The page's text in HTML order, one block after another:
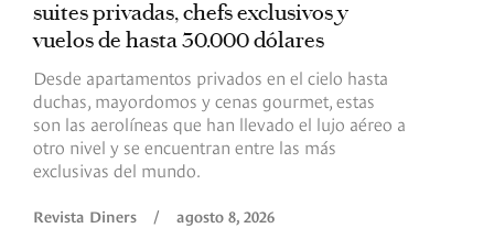
suites privadas, chefs exclusivos y
vuelos de hasta 30.000 dólares
Desde apartamentos privados en el cielo hasta
duchas, mayordomos y cenas gourmet, estas
son las aerolíneas que han llevado el lujo aéreo a
otro nivel y se encuentran entre las más
exclusivas del mundo.
Revista Diners / agosto 8, 2026